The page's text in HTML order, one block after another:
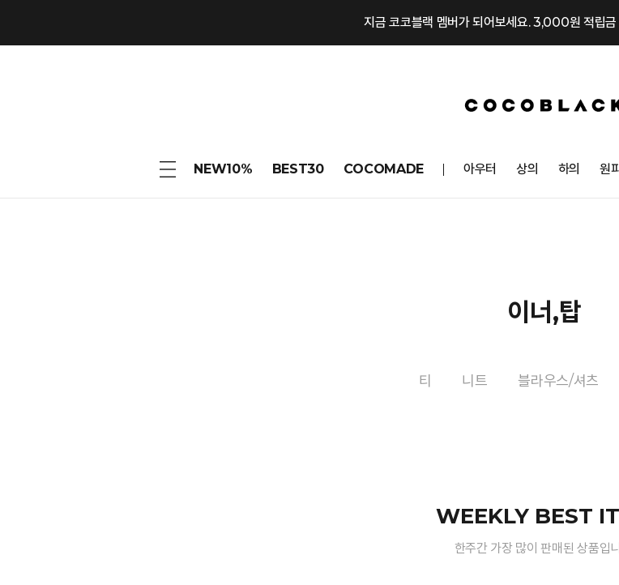
지금 코코블랙 멤버가 되어보세요. 3,000원 적립
NEW10% BEST30 COCOMADE 아우터 상의 하의 원
이너,탑
티 니트 블라우스/셔츠
WEEKLY BEST
한주간 가장 많이 판매된 상품입